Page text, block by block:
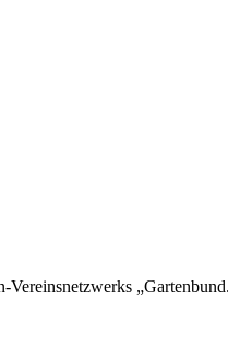
Vereinsnetzwerks